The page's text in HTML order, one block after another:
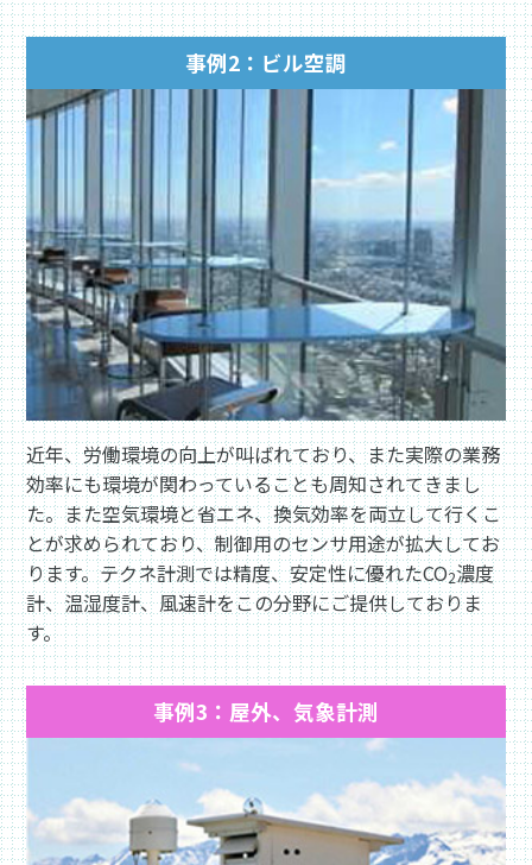
事例2：ビル空調
近年、労働環境の向上が叫ばれており、また実際の業務
効率にも環境が関わっていることも周知されてきまし
た。また空気環境と省エネ、換気効率を両立して行くこ
とが求められており、制御用のセンサ用途が拡大してお
ります。テクネ計測では精度、安定性に優れたCO2濃度
計、温湿度計、風速計をこの分野にご提供しておりま
す。
事例3：屋外、気象計測